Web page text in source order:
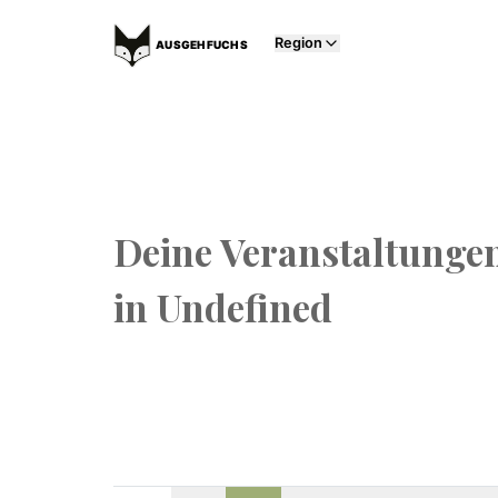
AUSGEHFUCHS Region
Deine
in Undefined